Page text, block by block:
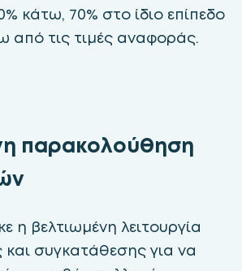
κάτω, 70% στο ίδιο επίπεδο
από τις τιμές αναφοράς.
παρακολούθηση
η βελτιωμένη λειτουργία
συγκατάθεσης για να